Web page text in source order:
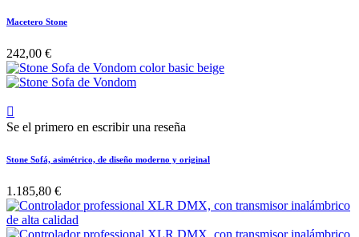
Macetero Stone
242,00 €

Se el primero en escribir una reseña
Stone Sofá, asimétrico, de diseño moderno y original
1.185,80 €